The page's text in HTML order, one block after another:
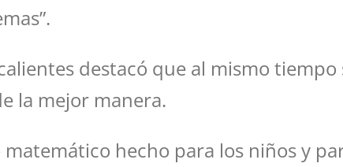
destacó que al mismo
la mejor manera.
hecho para los niños y